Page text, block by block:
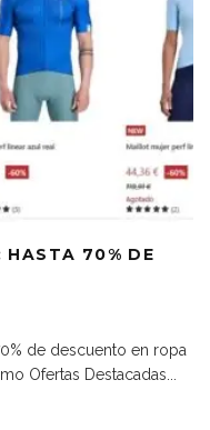
HASTA 70% DE
de descuento en ropa
Ofertas Destacadas...